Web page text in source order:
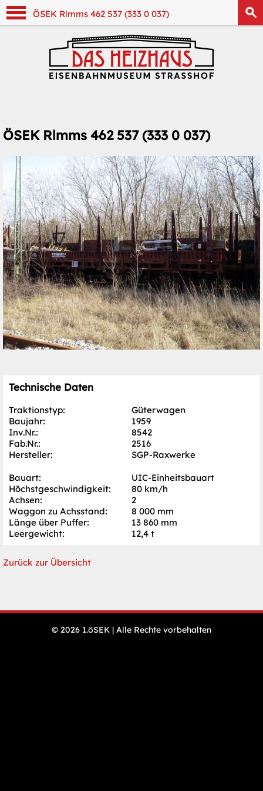
Navigation anzeigen
ÖSEK Rlmms 462 537 (333 0 037)
ÖSEK Rlmms 462 537 (333 0 037)
Technische Daten
Traktionstyp:
Güterwagen
Baujahr:
1959
Inv.Nr.:
8542
Fab.Nr.:
2516
Hersteller:
SGP-Raxwerke
Bauart:
UIC-Einheitsbauart
Höchst­geschwindigkeit:
80 km/h
Achsen:
2
Waggon zu Achsstand:
8 000 mm
Länge über Puffer:
13 860 mm
Leergewicht:
12,4 t
Zurück zur Übersicht
© 2026 1.öSEK | Alle Rechte vorbehaltenÖffnungszeiten